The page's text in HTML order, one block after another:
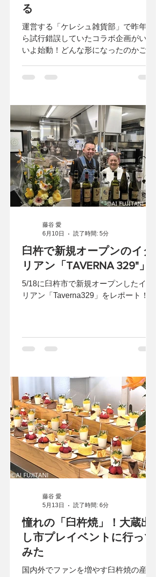
る
運営する「ケレシュ雑貨部」で昨年か
ら試行錯誤していたコラボ企画がいよ
いよ始動！どんな形になったのかご報
臼杵で新規オープンのイタ
リアン「TAVERNA 329"」
5/18に臼杵市で新規オープンしたイタ
リアン「Taverna329」をレポート！
藤谷 愛
6月10日
読了時間: 5分
憧れの「臼杵焼」！大蔵出
し市プレイベントに行って
みた
国内外でファンを増やす臼杵焼の産地
藤谷 愛
5月13日
読了時間: 6分